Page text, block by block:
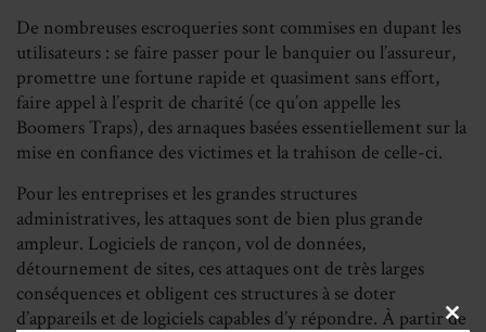
De nombreuses escroqueries sont commises en dupant les
utilisateurs : se faire passer pour le banquier ou l’assureur,
promettre une fortune rapide et quasiment sans effort,
faire appel à l’esprit de charité (ce qu’on appelle les
Boomers Traps), des arnaques basées essentiellement sur la
mise en confiance des victimes et la trahison de celle-ci.
Pour les entreprises et les grandes structures
administratives, les attaques sont de bien plus grande
ampleur. Logiciels de rançon, vol de données,
détournement de sites, ces attaques ont de très larges
conséquences et obligent ces structures à se doter
d’appareils et de logiciels capables d’y répondre. À partir de